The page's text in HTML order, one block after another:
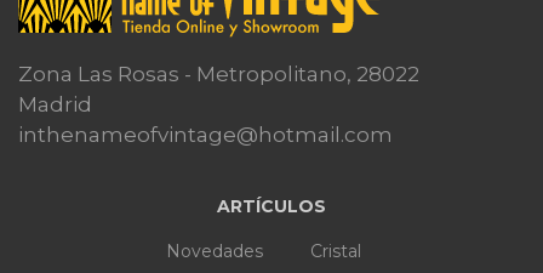
Zona Las Rosas - Metropolitano, 28022
Madrid
inthenameofvintage@hotmail.com
ARTÍCULOS
Novedades
Cristal